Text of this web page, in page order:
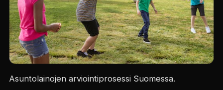
Asuntolainojen arviointiprosessi Suomessa.